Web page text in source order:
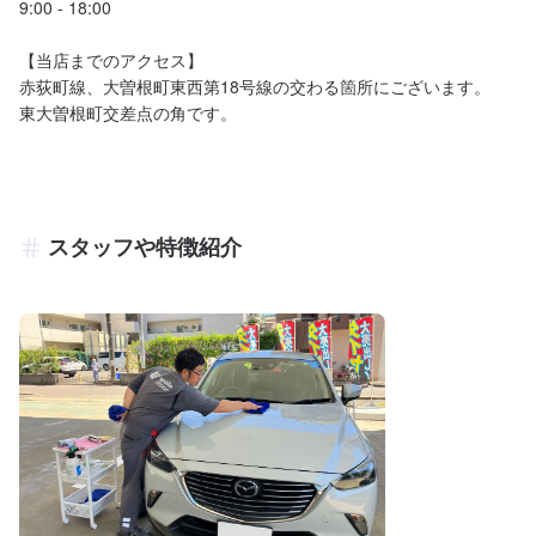
9:00 - 18:00
【当店までのアクセス】
赤荻町線、大曽根町東西第18号線の交わる箇所にございます。
スタッフや特徴紹介